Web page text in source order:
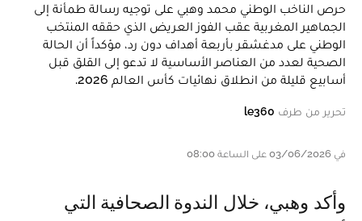
حرص الناخب الوطني محمد وهبي على توجيه رسالة طمأنة إلى
الجماهير المغربية عقب الفوز العريض الذي حققه المنتخب
الوطني على مدغشقر بأربعة أهداف دون رد، مؤكداً أن الحالة
الصحية لعدد من العناصر الأساسية لا تدعو إلى القلق قبل
أسابيع قليلة من انطلاق نهائيات كأس العالم 2026.
تحرير من طرف le360
في 03/06/2026 على الساعة 08:00
وأكد وهبي، خلال الندوة الصحافية التي